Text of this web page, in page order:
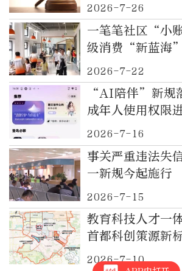
2026-7-26
一笔笔社区“小
级消费“新蓝海”
2026-7-22
“AI陪伴”新规
成年人使用权限
2026-7-16
事关严重违法失
一新规今起施行
2026-7-15
教育科技人才一
首都科创策源新
谷创新区的实践探
2026-7-10